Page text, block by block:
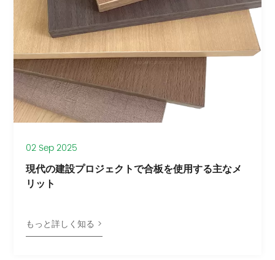
02 Sep 2025
現代の建設プロジェクトで合板を使用する主なメ
リット
もっと詳しく知る >